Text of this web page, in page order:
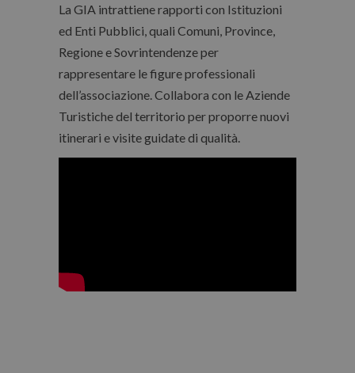
La GIA intrattiene rapporti con Istituzioni
ed Enti Pubblici, quali Comuni, Province,
Regione e Sovrintendenze per
rappresentare le figure professionali
dell’associazione. Collabora con le Aziende
Turistiche del territorio per proporre nuovi
itinerari e visite guidate di qualità.